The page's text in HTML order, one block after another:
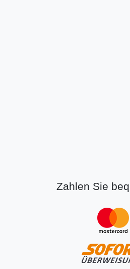
Zahlen Sie